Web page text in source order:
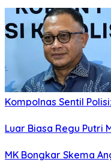
Kompolnas Sentil
Luar Biasa Regu Putri
MK Bongkar Skema